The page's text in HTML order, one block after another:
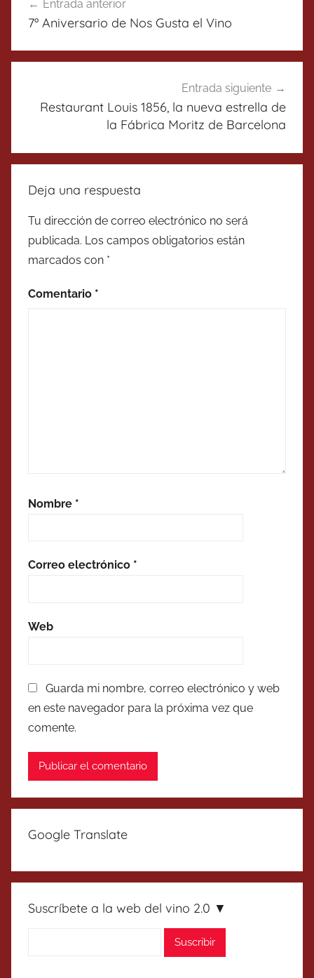
de
Entrada anterior
7º Aniversario de Nos Gusta el Vino
Entrada siguiente
Restaurant Louis 1856, la nueva estrella de
la Fábrica Moritz de Barcelona
Deja una respuesta
Tu dirección de correo electrónico no será
publicada. Los campos obligatorios están
marcados con *
Comentario *
Nombre *
Correo electrónico *
Web
Guarda mi nombre, correo electrónico y web
en este navegador para la próxima vez que
comente.
Google Translate
Suscríbete a la web del vino 2.0 ▼